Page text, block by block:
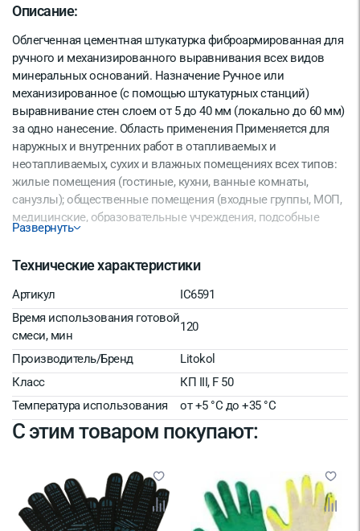
Описание:
Облегченная цементная штукатурка фиброармированная для
ручного и механизированного выравнивания всех видов
минеральных оснований. Назначение Ручное или
механизированное (с помощью штукатурных станций)
выравнивание стен слоем от 5 до 40 мм (локально до 60 мм)
за одно нанесение. Область применения Применяется для
наружных и внутренних работ в отапливаемых и
неотапливаемых, сухих и влажных помещениях всех типов:
жилые помещения (гостиные, кухни, ванные комнаты,
санузлы); общественные помещения (входные группы, МОП,
медицинские, образовательные учреждения, подсобные
помещения, супермаркеты, торговые центры). ОСНОВАНИЯ
Бетон. Керамический или силикатный кирпич.
Керамзитовые, газосиликатные, пено- и газобетонные
блоки. Цементные штукатурки. ВИДЫ ОБЛИЦОВКИ
Керамическая плитка и керамогранит. Финишное
тонкослойное шпатлевание. Декоративные штукатурки.
Теплоизоляционные материалы. Окрашивание.
Развернуть
Технические характеристики
Артикул
IC6591
Время использования готовой
смеси, мин
120
Производитель/Бренд
Litokol
Класс
КП III, F 50
Температура использования
от +5 °С до +35 °С
С этим товаром покупают: